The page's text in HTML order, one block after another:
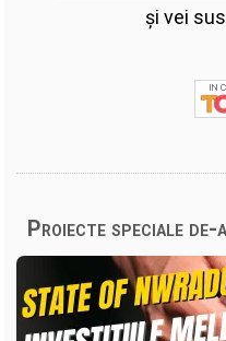
și vei
Proiecte speciale de-